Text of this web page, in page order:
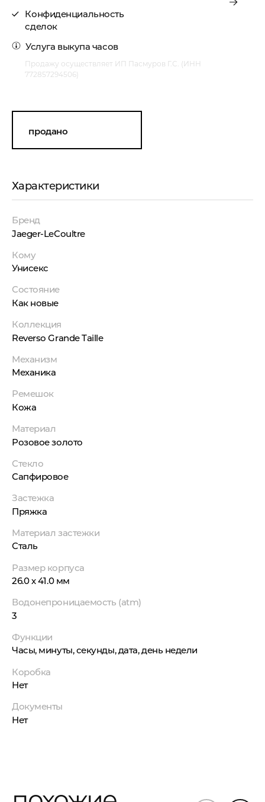
Конфиденциальность
сделок
Услуга выкупа часов
Продажу осуществляет ИП Пасмуров Г.С. (ИНН
772857294506)
продано
Характеристики
Бренд
Jaeger-LeCoultre
Кому
Унисекс
Состояние
Как новые
Коллекция
Reverso Grande Taille
Механизм
Механика
Ремешок
Кожа
Материал
Розовое золото
Стекло
Сапфировое
Застежка
Пряжка
Материал застежки
Сталь
Размер корпуса
26.0 х 41.0 мм
Водонепроницаемость (atm)
3
Функции
Часы, минуты, секунды, дата, день недели
Коробка
Нет
Документы
Нет